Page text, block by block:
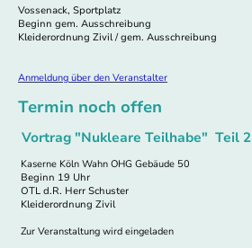
Vossenack, Sportplatz
Beginn gem. Ausschreibung
Kleiderordnung Zivil / gem. Ausschreibung
Anmeldung über den Veranstalter
Termin noch offen
Vortrag "Nukleare Teilhabe" Teil 2
Kaserne Köln Wahn OHG Gebäude 50
Beginn 19 Uhr
OTL d.R. Herr Schuster
Kleiderordnung Zivil
Zur Veranstaltung wird eingeladen